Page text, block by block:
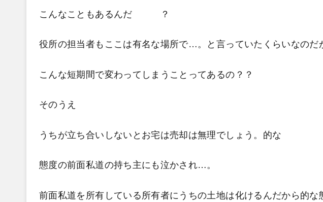
こんなこともあるんだ ？
役所の担当者もここは有名な場所で…。と言っていたくらいなのだ
こんな短期間で変わってしまうことってあるの？？
そのうえ
うちが立ち合いしないとお宅は売却は無理でしょう。的な
態度の前面私道の持ち主にも泣かされ…。
前面私道を所有している所有者にうちの土地は化けるんだから的な